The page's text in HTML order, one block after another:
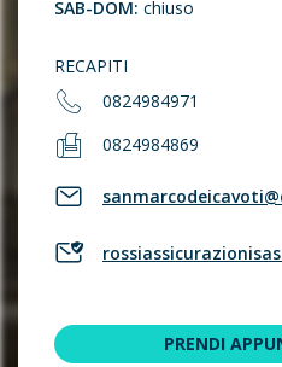
SAB-DOM: chiuso
RECAPITI
0824984971
0824984869
PRENDI